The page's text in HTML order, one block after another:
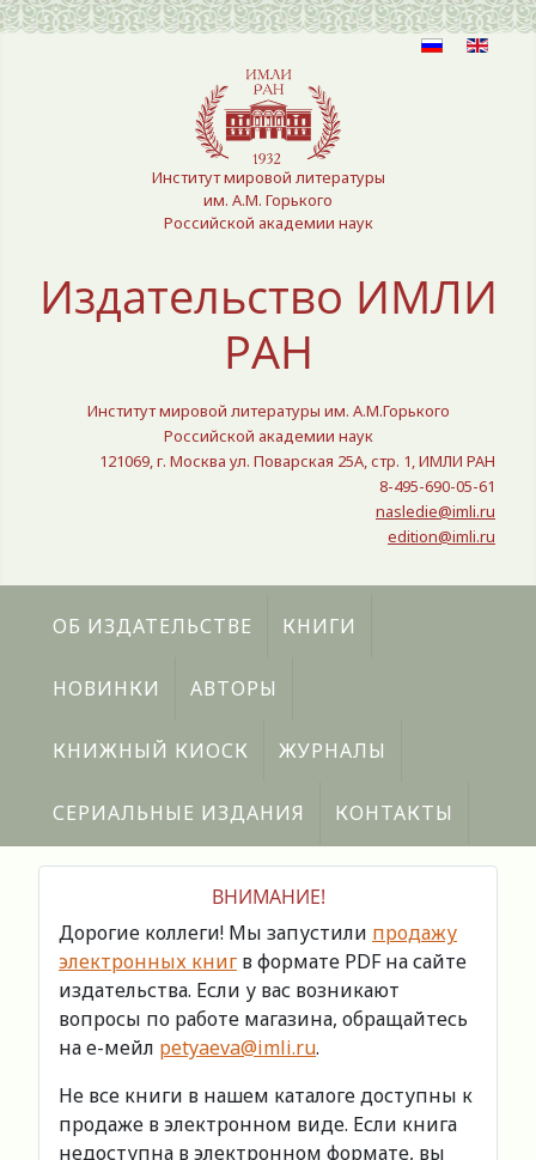
Выберите язык
Институт мировой литературы
им. А.М. Горького
Российской академии наук
Издательство ИМЛИ
РАН
Институт мировой литературы им. А.М.Горького
Российской академии наук
121069, г. Москва ул. Поварская 25A, стр. 1, ИМЛИ РАН
8-495-690-05-61
nasledie@imli.ru
edition@imli.ru
ОБ ИЗДАТЕЛЬСТВЕ КНИГИ
НОВИНКИ АВТОРЫ
КНИЖНЫЙ КИОСК ЖУРНАЛЫ
СЕРИАЛЬНЫЕ ИЗДАНИЯ КОНТАКТЫ
ВНИМАНИЕ!
Дорогие коллеги! Мы запустили продажу
электронных книг в формате PDF на сайте
издательства. Если у вас возникают
вопросы по работе магазина, обращайтесь
на е-мейл petyaeva@imli.ru.
Не все книги в нашем каталоге доступны к
продаже в электронном виде. Если книга
недоступна в электронном формате, вы